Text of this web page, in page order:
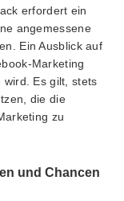
erfordert ein
angemessene
Ein Ausblick auf
Marketing
wird. Es gilt, stets
die die
zu
und Chancen